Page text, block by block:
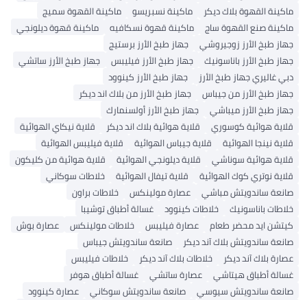
ماكينة القهوة بلاك ديكر
ماكينة نسبريسو
ماكينة القهوة سميج
ماكينة صنع القهوة ساج
ماكينة قهوة نسكافيه
ماكينة قهوة ديلونجي
جهاز طبخ الأرز زوجيروشي
جهاز طبخ الأرز برستيج
جهاز طبخ الأرز باناسونيك
جهاز طبخ الأرز فيليبس
جهاز طبخ الأرز ساتشي
دبي غاليري جهاز طبخ الأرز
جهاز طبخ الأرز كينوود
جهاز طبخ الأرز من جيباس
جهاز طبخ الأرز من بلاك اند ديكر
جهاز طبخ الأرز ميباشي
جهاز طبخ الأرز أولسنمارك
قلاية هوائية كوسوري
قلاية هوائية بلاك اند ديكر
قلاية نيكاي الهوائية
قلاية نينجا الهوائية
قلاية جيباس الهوائية
قلاية فيليبس الهوائية
قلاية هوائية سوناشي
قلاية ديلونجي الهوائية
قلاية هوائية من كليكون
قلاية نوتري كوك الهوائية
قلاية تيفال الهوائية
خلاطات سوكاني
صانعة ساندويتش مباشي
عصارة مولينكس
خلاطات براون
خلاطات باناسونيك
خلاطات كينوود
غسالة أطباق توشيبا
كيتشن ايد محضر طعام
عصارة فيليبس خلاطات مولينكس
عصارة بوش
صانعة ساندويتش بلاك آند ديكر
صانعة ساندويتش جيباس
عصارة بلاك آند ديكر
خلاطات بلاك آند ديكر
خلاطات فيليبس
غسالة أطباق هيتاشي
عصارة ساتشي
غسالة أطباق هوفر
صانعة ساندويتش سيوسي
صانعة ساندويتش سوكاني
عصارة كينوود